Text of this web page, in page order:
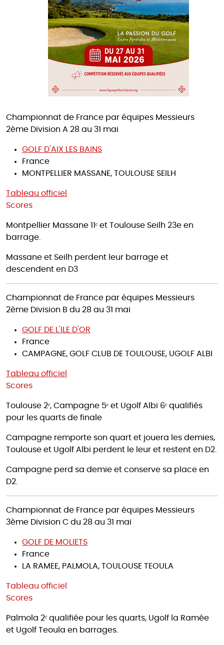
Championnat de France par équipes Messieurs
2ème Division A 28 au 31 mai
GOLF D'AIX LES BAINS
France
MONTPELLIER MASSANE, TOULOUSE SEILH
Tableau officiel
Scores
Montpellier Massane 11ᵉ et Toulouse Seilh 23e en
barrage.
Massane et Seilh perdent leur barrage et
descendent en D3
Championnat de France par équipes Messieurs
2ème Division B du 28 au 31 mai
GOLF DE L'ILE D'OR
France
CAMPAGNE, GOLF CLUB DE TOULOUSE, UGOLF ALBI
Tableau officiel
Scores
Toulouse 2ᵉ, Campagne 5ᵉ et Ugolf Albi 6ᵉ qualifiés
pour les quarts de finale
Campagne remporte son quart et jouera les demies,
Toulouse et Ugolf Albi perdent le leur et restent en D2.
Campagne perd sa demie et conserve sa place en
D2.
Championnat de France par équipes Messieurs
3ème Division C du 28 au 31 mai
GOLF DE MOLIETS
France
LA RAMEE, PALMOLA, TOULOUSE TEOULA
Tableau officiel
Scores
Palmola 2ᵉ qualifiée pour les quarts, Ugolf la Ramée
et Ugolf Teoula en barrages.